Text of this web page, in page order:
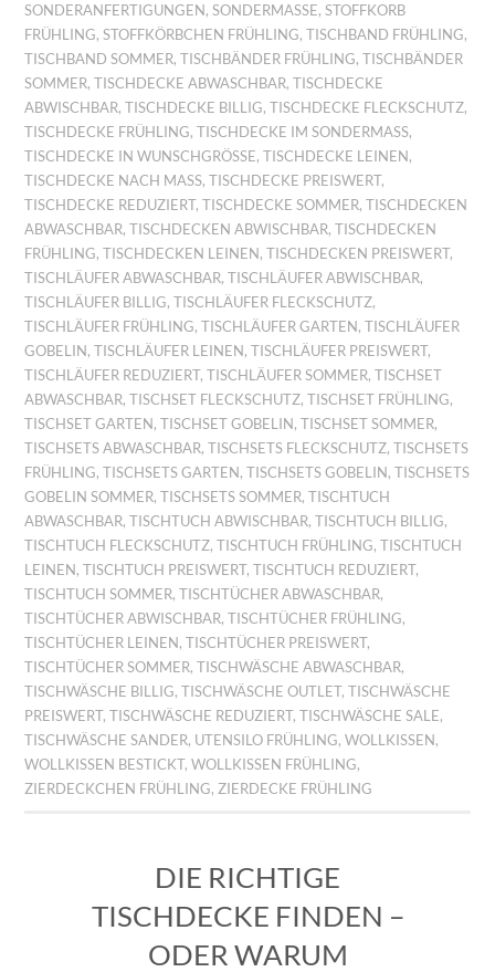
SONDERANFERTIGUNGEN ,SONDERMASSE ,STOFFKORB
FRÜHLING,STOFFKÖRBCHEN FRÜHLING,TISCHBAND FRÜHLING,
TISCHBAND SOMMER,TISCHBÄNDER FRÜHLING,TISCHBÄNDER
SOMMER,TISCHDECKE ABWASCHBAR,TISCHDECKE
ABWISCHBAR,TISCHDECKE BILLIG,TISCHDECKE FLECKSCHUTZ,
TISCHDECKE FRÜHLING,TISCHDECKE IM SONDERMASS ,
TISCHDECKE IN WUNSCHGRÖSSE ,TISCHDECKE LEINEN ,
TISCHDECKE NACH MASS ,TISCHDECKE PREISWERT,
TISCHDECKE REDUZIERT,TISCHDECKE SOMMER,TISCHDECKEN
ABWASCHBAR,TISCHDECKEN ABWISCHBAR,TISCHDECKEN
FRÜHLING,TISCHDECKEN LEINEN ,TISCHDECKEN PREISWERT,
TISCHLÄUFER ABWASCHBAR,TISCHLÄUFER ABWISCHBAR,
TISCHLÄUFER BILLIG,TISCHLÄUFER FLECKSCHUTZ,
TISCHLÄUFER FRÜHLING,TISCHLÄUFER GARTEN ,TISCHLÄUFER
GOBELIN ,TISCHLÄUFER LEINEN ,TISCHLÄUFER PREISWERT,
TISCHLÄUFER REDUZIERT,TISCHLÄUFER SOMMER,TISCHSET
ABWASCHBAR,TISCHSET FLECKSCHUTZ,TISCHSET FRÜHLING,
TISCHSET GARTEN ,TISCHSET GOBELIN ,TISCHSET SOMMER,
TISCHSETS ABWASCHBAR,TISCHSETS FLECKSCHUTZ,TISCHSETS
FRÜHLING,TISCHSETS GARTEN ,TISCHSETS GOBELIN ,TISCHSETS
GOBELIN SOMMER,TISCHSETS SOMMER,TISCHTUCH
ABWASCHBAR,TISCHTUCH ABWISCHBAR,TISCHTUCH BILLIG,
TISCHTUCH FLECKSCHUTZ,TISCHTUCH FRÜHLING,TISCHTUCH
LEINEN ,TISCHTUCH PREISWERT,TISCHTUCH REDUZIERT,
TISCHTUCH SOMMER,TISCHTÜCHER ABWASCHBAR,
TISCHTÜCHER ABWISCHBAR,TISCHTÜCHER FRÜHLING,
TISCHTÜCHER LEINEN ,TISCHTÜCHER PREISWERT,
TISCHTÜCHER SOMMER,TISCHWÄSCHE ABWASCHBAR,
TISCHWÄSCHE BILLIG,TISCHWÄSCHE OUTLET,TISCHWÄSCHE
PREISWERT,TISCHWÄSCHE REDUZIERT,TISCHWÄSCHE SALE,
TISCHWÄSCHE SANDER, UTENSILO FRÜHLING,WOLLKISSEN ,
WOLLKISSEN BESTICKT,WOLLKISSEN FRÜHLING,
ZIERDECKCHEN FRÜHLING, ZIERDECKE FRÜHLING
DIE RICHTIGE
TISCHDECKE FINDEN –
ODER WARUM